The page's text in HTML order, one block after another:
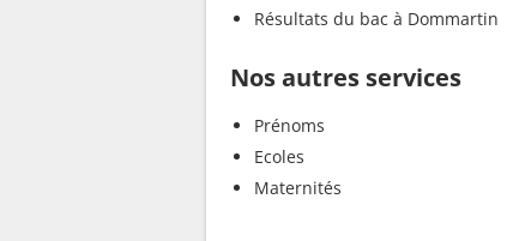
Résultats du bac à Dommartin
Nos autres services
Prénoms
Ecoles
Maternités